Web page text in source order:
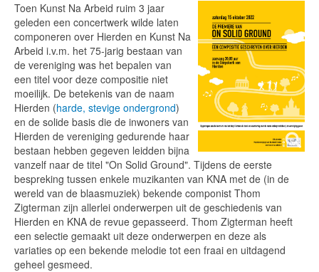
Toen Kunst Na Arbeid ruim 3 jaar
geleden een concertwerk wilde laten
componeren over Hierden en Kunst Na
Arbeid i.v.m. het 75-jarig bestaan van
de vereniging was het bepalen van
een titel voor deze compositie niet
moeilijk. De betekenis van de naam
Hierden (harde, stevige ondergrond)
en de solide basis die de inwoners van
Hierden de vereniging gedurende haar
bestaan hebben gegeven leidden bijna
vanzelf naar de titel "On Solid Ground". Tijdens de eerste
bespreking tussen enkele muzikanten van KNA met de (in de
wereld van de blaasmuziek) bekende componist Thom
Zigterman zijn allerlei onderwerpen uit de geschiedenis van
Hierden en KNA de revue gepasseerd. Thom Zigterman heeft
een selectie gemaakt uit deze onderwerpen en deze als
variaties op een bekende melodie tot een fraai en uitdagend
geheel gesmeed.